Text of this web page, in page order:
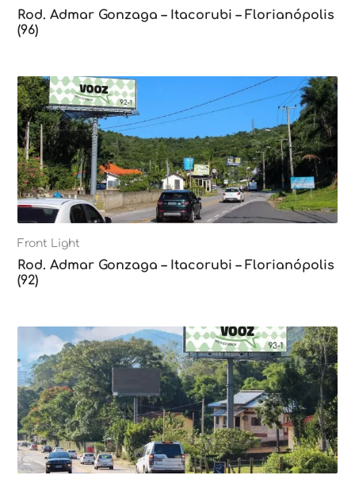
Rod. Admar Gonzaga – Itacorubi – Florianópolis
(96)
Front Light
Rod. Admar Gonzaga – Itacorubi – Florianópolis
(92)